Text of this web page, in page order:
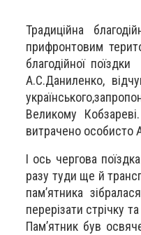
Традиційна
прифронтовим
благодійної
А.С.Даниленко,
українського,
Великому
витрачено особисто
І ось чергова
разу туди ще й
пам’ятника зібрала
перерізати стрічку
Пам’ятник був